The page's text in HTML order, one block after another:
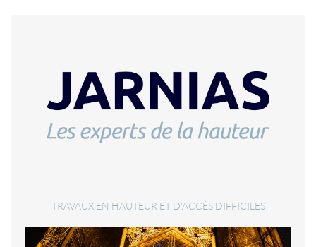
TRAVAUX EN HAUTEUR ET D'ACCÈS DIFFICILES